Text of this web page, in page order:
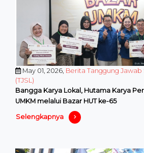
May 01, 2026, Berita Tanggung Jawab
(TJSL)
Bangga Karya Lokal, Hutama Karya
UMKM melalui Bazar HUT ke-65
Selengkapnya